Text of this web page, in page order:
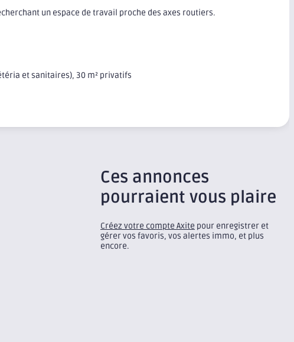
un espace de travail proche des axes routiers.
et sanitaires), 30 m² privatifs
Ces annonces
pourraient vous plaire
Créez votre compte Axite pour enregistrer et
gérer vos favoris, vos alertes immo, et plus
encore.